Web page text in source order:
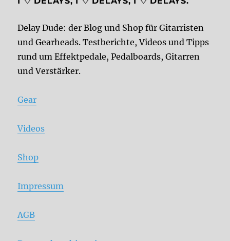
Delay Dude: der Blog und Shop für Gitarristen
und Gearheads. Testberichte, Videos und Tipps
rund um Effektpedale, Pedalboards, Gitarren
und Verstärker.
Gear
Videos
Shop
Impressum
AGB